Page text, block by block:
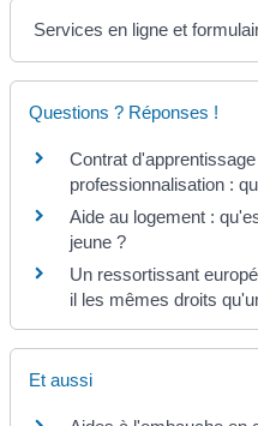
Services en ligne et
Questions ? Réponses !
Contrat
professionnalisation :
Aide au logement :
jeune ?
Un ressortissant
il les mêmes droits
Et aussi